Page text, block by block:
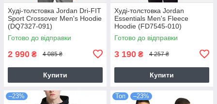
Худі-толстовка Jordan Dri-FIT
Sport Crossover Men's Hoodie
(DQ7327-091)
Готово до відправки
2 990 ₴ 4 085 ₴
Купити
Худі-толстовка Jordan
Essentials Men's Fleece
Hoodie (FD7545-010)
Готово до відправки
3 190 ₴ 4 257 ₴
Купити
–23% Топ –23%